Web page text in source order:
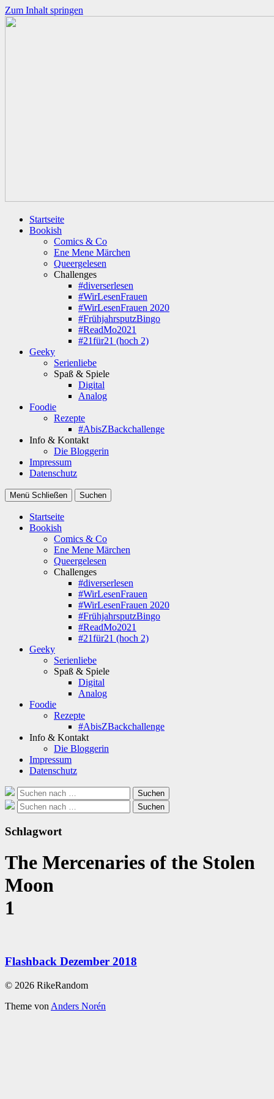
Zum Inhalt springen
Startseite
Bookish
Comics & Co
Ene Mene Märchen
Queergelesen
Challenges
#diverserlesen
#WirLesenFrauen
#WirLesenFrauen 2020
#FrühjahrsputzBingo
#ReadMo2021
#21für21 (hoch 2)
Geeky
Serienliebe
Spaß & Spiele
Digital
Analog
Foodie
Rezepte
#AbisZBackchallenge
Info & Kontakt
Die Bloggerin
Impressum
Datenschutz
Menü Schließen Suchen
Startseite
Bookish
Comics & Co
Ene Mene Märchen
Queergelesen
Challenges
#diverserlesen
#WirLesenFrauen
#WirLesenFrauen 2020
#FrühjahrsputzBingo
#ReadMo2021
#21für21 (hoch 2)
Geeky
Serienliebe
Spaß & Spiele
Digital
Analog
Foodie
Rezepte
#AbisZBackchallenge
Info & Kontakt
Die Bloggerin
Impressum
Datenschutz
Suche
nach:
Suchen
Suche
nach:
Suchen
Schlagwort
The Mercenaries of the Stolen
Moon
1
Flashback Dezember 2018
© 2026 RikeRandom
Theme von Anders Norén